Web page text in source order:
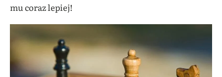
mu coraz lepiej!